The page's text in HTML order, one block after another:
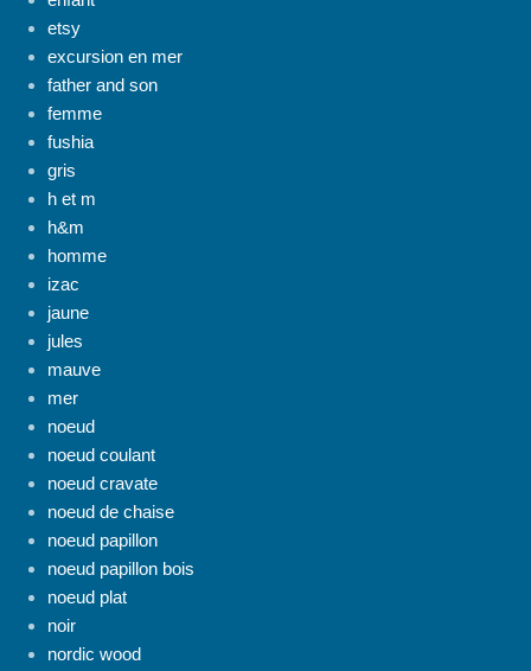
etsy
excursion en mer
father and son
femme
fushia
gris
h et m
h&m
homme
izac
jaune
jules
mauve
mer
noeud
noeud coulant
noeud cravate
noeud de chaise
noeud papillon
noeud papillon bois
noeud plat
noir
nordic wood